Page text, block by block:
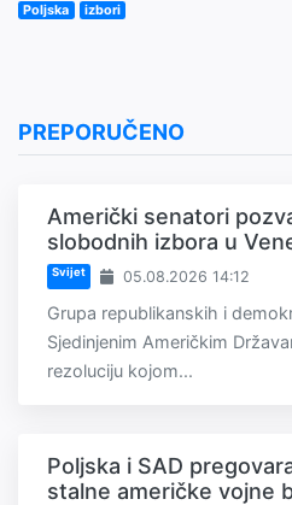
Poljska izbori
PREPORUČENO
Američki senatori
slobodnih izbora u
Svijet 05.08.2026 14:12
Grupa republikanskih i
Sjedinjenim Američkim
rezoluciju kojom...
Poljska i SAD
stalne američke vojne